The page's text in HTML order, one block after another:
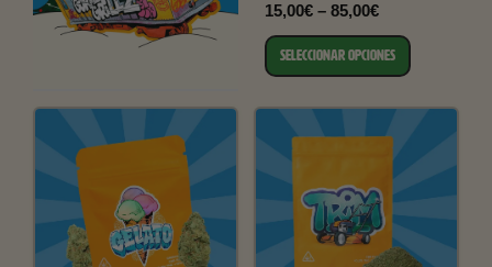
15,00€ – 85,00€
SELECCIONAR OPCIONES